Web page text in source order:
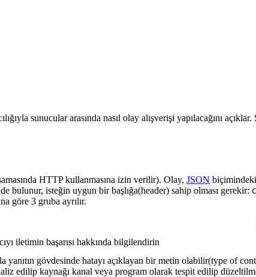
sunucular arasında nasıl olay alışverişi yapılacağını
HTTP kullanmasına izin verilir). Olay, JSON
bulunur, isteğin uygun bir başlığa(header) sahip olması gerekir:
göre 3 gruba ayrılır.
iletimin başarısı hakkında bilgilendirin
yanıtın gövdesinde hatayı açıklayan bir metin olabilir(type of
edilip kaynağı kanal veya program olarak tespit edilip